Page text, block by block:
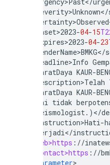
severity>Unknown</
certainty>Observed
onset>2023-04-15
expires>2023-04-23
senderName>BMKG</
headline>Info
BaratDaya KAUR-
description>Telah
BaratDaya KAUR-
ini tidak
seismologist.) </
instruction>Hati-
terjadi</
web>https : //
contact>https : //
parameter